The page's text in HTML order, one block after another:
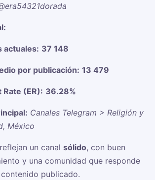
actuales: 37 148
por publicación: 13 479
Rate (ER): 36.28%
Canales Telegram > Religión y
México
un canal sólido, con buen
y una comunidad que responde
publicado.